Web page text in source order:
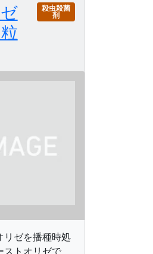
殺虫殺菌
剤
リゼを播種時処
ストオリゼで